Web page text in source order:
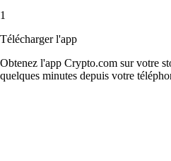
1
Télécharger l'app
Obtenez l'app Crypto.com sur votre
quelques minutes depuis votre